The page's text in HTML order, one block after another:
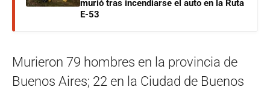
murió tras incendiarse el auto en la Ruta
E-53
Murieron 79 hombres en la provincia de
Buenos Aires; 22 en la Ciudad de Buenos